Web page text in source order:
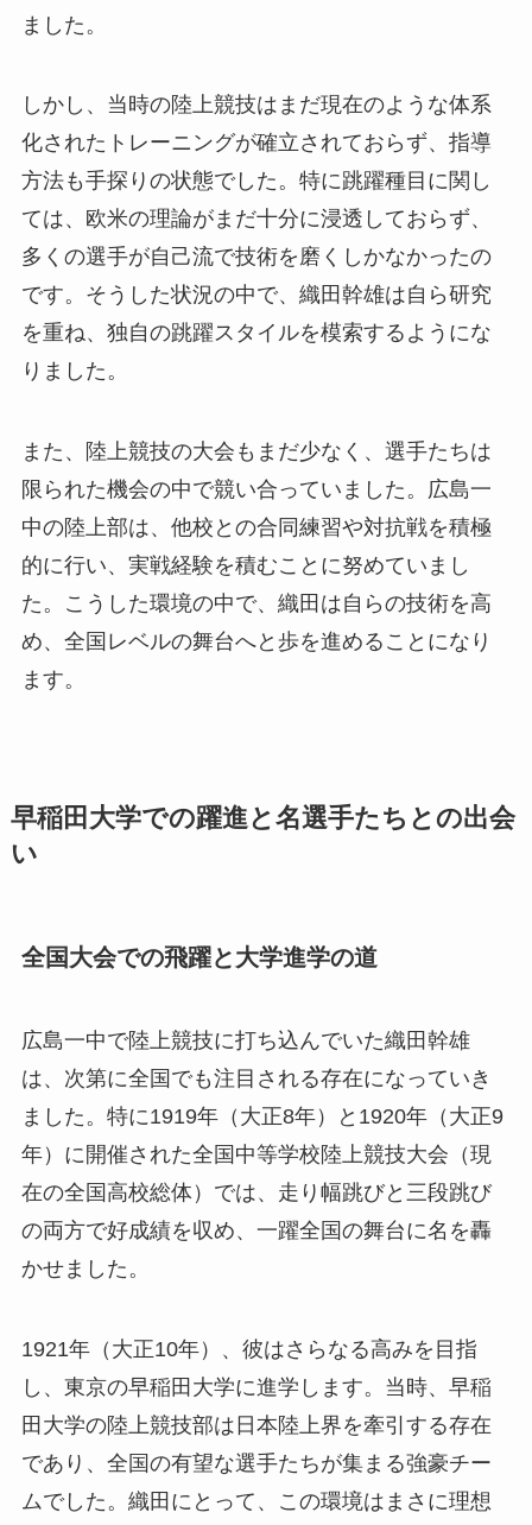
ました。
しかし、当時の陸上競技はまだ現在のような体系
化されたトレーニングが確立されておらず、指導
方法も手探りの状態でした。特に跳躍種目に関し
ては、欧米の理論がまだ十分に浸透しておらず、
多くの選手が自己流で技術を磨くしかなかったの
です。そうした状況の中で、織田幹雄は自ら研究
を重ね、独自の跳躍スタイルを模索するようにな
りました。
また、陸上競技の大会もまだ少なく、選手たちは
限られた機会の中で競い合っていました。広島一
中の陸上部は、他校との合同練習や対抗戦を積極
的に行い、実戦経験を積むことに努めていまし
た。こうした環境の中で、織田は自らの技術を高
め、全国レベルの舞台へと歩を進めることになり
ます。
早稲田大学での躍進と名選手たちとの出会
い
全国大会での飛躍と大学進学の道
広島一中で陸上競技に打ち込んでいた織田幹雄
は、次第に全国でも注目される存在になっていき
ました。特に1919年（大正8年）と1920年（大正9
年）に開催された全国中等学校陸上競技大会（現
在の全国高校総体）では、走り幅跳びと三段跳び
の両方で好成績を収め、一躍全国の舞台に名を轟
かせました。
1921年（大正10年）、彼はさらなる高みを目指
し、東京の早稲田大学に進学します。当時、早稲
田大学の陸上競技部は日本陸上界を牽引する存在
であり、全国の有望な選手たちが集まる強豪チー
ムでした。織田にとって、この環境はまさに理想